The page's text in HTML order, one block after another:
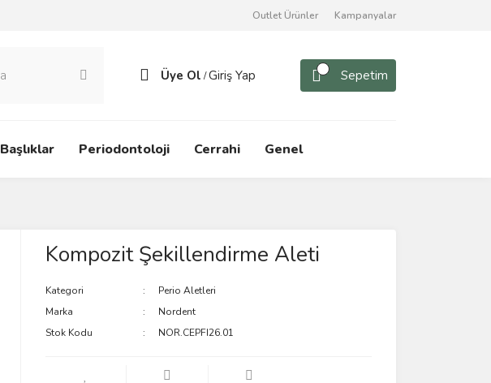
Outlet Ürünler Kampanyalar
Üye Ol /Giriş Yap Sepetim
Başlıklar Periodontoloji Cerrahi Genel
Kompozit Şekillendirme Aleti
Kategori
Perio Aletleri
Marka
Nordent
Stok Kodu
NOR.CEPFI26.01